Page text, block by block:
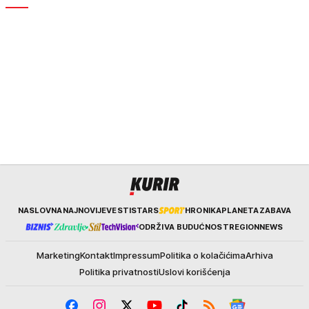
KurirNASLOVNANAJNOVIJEVESTISTARS HRONIKAPLANETAZABAVA
ODRŽIVA BUDUĆNOSTREGIONNEWS
MarketingKontaktImpressumPolitika o kolačićimaArhiva
Politika privatnostiUslovi korišćenja